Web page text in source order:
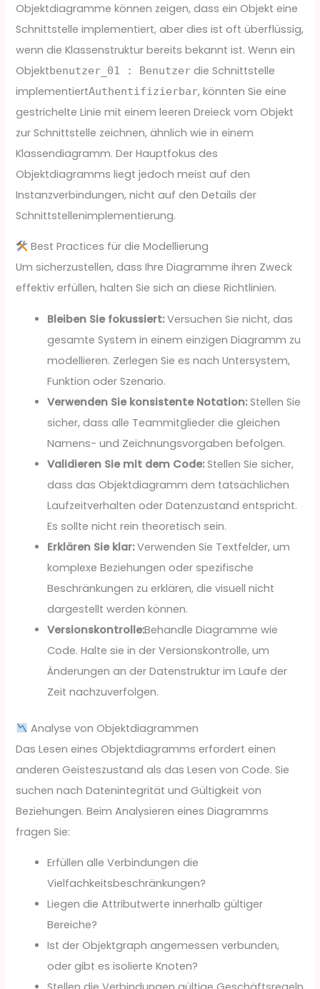
Objektdiagramme können zeigen, dass ein Objekt eine
Schnittstelle implementiert, aber dies ist oft überflüssig,
wenn die Klassenstruktur bereits bekannt ist. Wenn ein
Objektbenutzer_01 : Benutzer die Schnittstelle
implementiertAuthentifizierbar, könnten Sie eine
gestrichelte Linie mit einem leeren Dreieck vom Objekt
zur Schnittstelle zeichnen, ähnlich wie in einem
Klassendiagramm. Der Hauptfokus des
Objektdiagramms liegt jedoch meist auf den
Instanzverbindungen, nicht auf den Details der
Schnittstellenimplementierung.
Best Practices für die Modellierung
Um sicherzustellen, dass Ihre Diagramme ihren Zweck
effektiv erfüllen, halten Sie sich an diese Richtlinien.
Bleiben Sie fokussiert:Versuchen Sie nicht, das
gesamte System in einem einzigen Diagramm zu
modellieren. Zerlegen Sie es nach Untersystem,
Funktion oder Szenario.
Verwenden Sie konsistente Notation:Stellen Sie
sicher, dass alle Teammitglieder die gleichen
Namens- und Zeichnungsvorgaben befolgen.
Validieren Sie mit dem Code:Stellen Sie sicher,
dass das Objektdiagramm dem tatsächlichen
Laufzeitverhalten oder Datenzustand entspricht.
Es sollte nicht rein theoretisch sein.
Erklären Sie klar:Verwenden Sie Textfelder, um
komplexe Beziehungen oder spezifische
Beschränkungen zu erklären, die visuell nicht
dargestellt werden können.
Versionskontrolle:Behandle Diagramme wie
Code. Halte sie in der Versionskontrolle, um
Änderungen an der Datenstruktur im Laufe der
Zeit nachzuverfolgen.
Analyse von Objektdiagrammen
Das Lesen eines Objektdiagramms erfordert einen
anderen Geisteszustand als das Lesen von Code. Sie
suchen nach Datenintegrität und Gültigkeit von
Beziehungen. Beim Analysieren eines Diagramms
fragen Sie:
Erfüllen alle Verbindungen die
Vielfachkeitsbeschränkungen?
Liegen die Attributwerte innerhalb gültiger
Bereiche?
Ist der Objektgraph angemessen verbunden,
oder gibt es isolierte Knoten?